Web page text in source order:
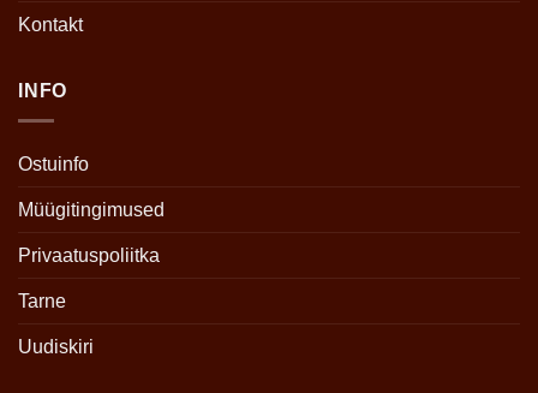
Kontakt
INFO
Ostuinfo
Müügitingimused
Privaatuspoliitka
Tarne
Uudiskiri